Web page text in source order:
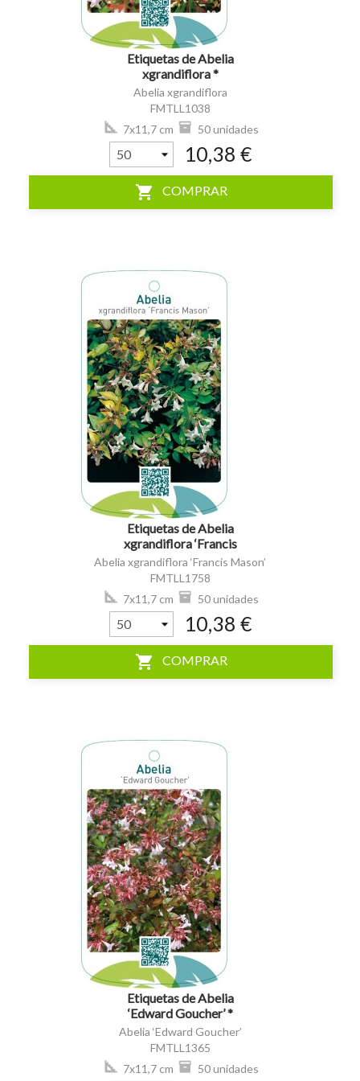
Etiquetas de Abelia
xgrandiflora *
Abelia xgrandiflora
FMTLL1038
7x11,7 cm
50 unidades
10,38 €
shopping_cart COMPRAR
Etiquetas de Abelia
xgrandiflora ‘Francis
Mason’ *
Abelia xgrandiflora ‘Francis Mason’
FMTLL1758
7x11,7 cm
50 unidades
10,38 €
shopping_cart COMPRAR
Etiquetas de Abelia
‘Edward Goucher’ *
Abelia ‘Edward Goucher’
FMTLL1365
7x11,7 cm
50 unidades